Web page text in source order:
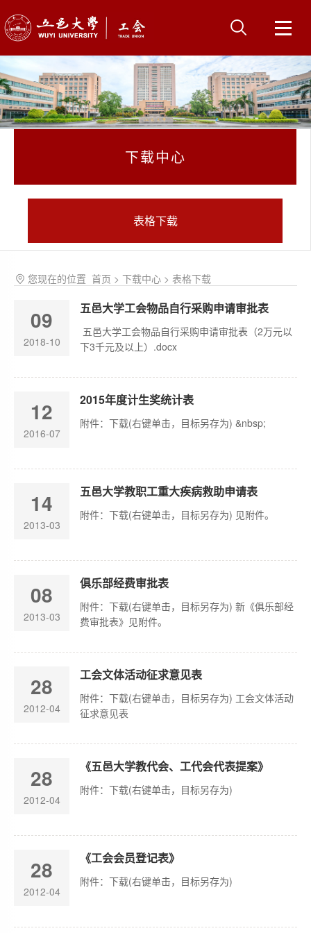
下载中心
表格下载
您现在的位置 首页 > 下载中心 > 表格下载
09
2018-10
五邑大学工会物品自行采购申请审批表
​ 五邑大学工会物品自行采购申请审批表（2万元以
下3千元及以上）.docx
12
2016-07
2015年度计生奖统计表
附件：下载(右键单击，目标另存为) &nbsp;
14
2013-03
五邑大学教职工重大疾病救助申请表
附件：下载(右键单击，目标另存为) 见附件。
08
2013-03
俱乐部经费审批表
附件：下载(右键单击，目标另存为) 新《俱乐部经
费审批表》见附件。
28
2012-04
工会文体活动征求意见表
附件：下载(右键单击，目标另存为) 工会文体活动
征求意见表
28
2012-04
《五邑大学教代会、工代会代表提案》
附件：下载(右键单击，目标另存为)
28
2012-04
《工会会员登记表》
附件：下载(右键单击，目标另存为)